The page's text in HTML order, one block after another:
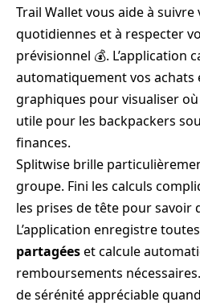
Trail Wallet vous aide à suivre
quotidiennes et à respecter
prévisionnel 💰. L’application
automatiquement vos achats
graphiques pour visualiser
utile pour les backpackers
finances.
Splitwise brille
groupe. Fini les calculs
les prises de tête pour savoir
L’application enregistre
partagéeset calcule
remboursements
de sérénité appréciable